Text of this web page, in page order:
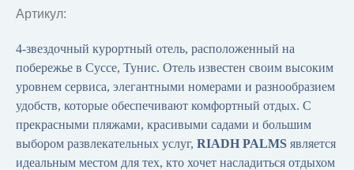
Артикул:
4-звездочный курортный отель, расположенный на
побережье в Суссе, Тунис. Отель известен своим высоким
уровнем сервиса, элегантными номерами и разнообразием
удобств, которые обеспечивают комфортный отдых. С
прекрасными пляжами, красивыми садами и большим
выбором развлекательных услуг, RIADH PALMS является
идеальным местом для тех, кто хочет насладиться отдыхом